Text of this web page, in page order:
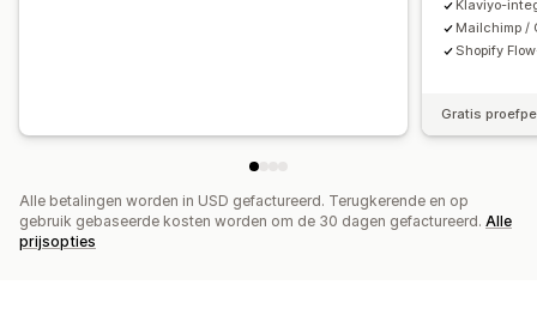
Klaviyo-
Mailchimp /
Shopify
Gratis
Alle betalingen worden in USD gefactureerd. Terugkerende en op
gebruik gebaseerde kosten worden om de 30 dagen gefactureerd. Alle
prijsopties